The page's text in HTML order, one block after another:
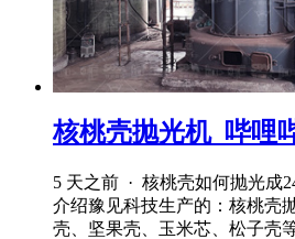
核桃壳抛光机_哔哩
5 天之前 · 核桃壳如何抛光成
介绍豫见科技生产的：核桃壳
壳、坚果壳、玉米芯、松子壳